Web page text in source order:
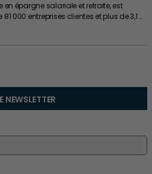
en épargne salariale et retraite, est
000 entreprises clientes et plus de 3,1 …